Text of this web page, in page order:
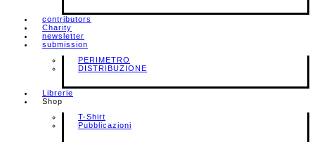
contributors
Charity
newsletter
submission
PERIMETRO
DISTRIBUZIONE
Librerie
Shop
T-Shirt
Pubblicazioni